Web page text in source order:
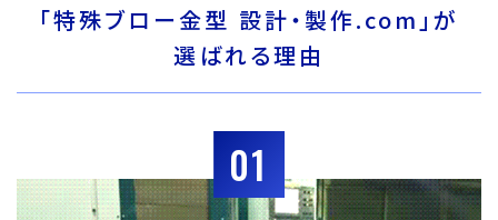
「特殊ブロー金型 設計・製作.com」が
選ばれる理由
01